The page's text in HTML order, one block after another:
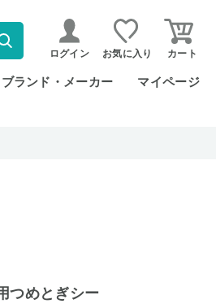
ログイン お気に入り カート
ブランド・メーカー マイページ
つめとぎシー